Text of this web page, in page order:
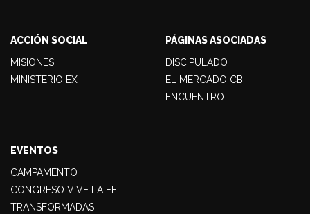
ACCIÓN SOCIAL
MISIONES
MINISTERIO EX
EVENTOS
CAMPAMENTO
CONGRESO VIVE LA FE
TRANSFORMADAS
PÁGINAS ASOCIADAS
DISCIPULADO
EL MERCADO CBI
ENCUENTRO